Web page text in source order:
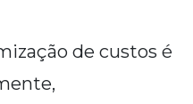
de custos é